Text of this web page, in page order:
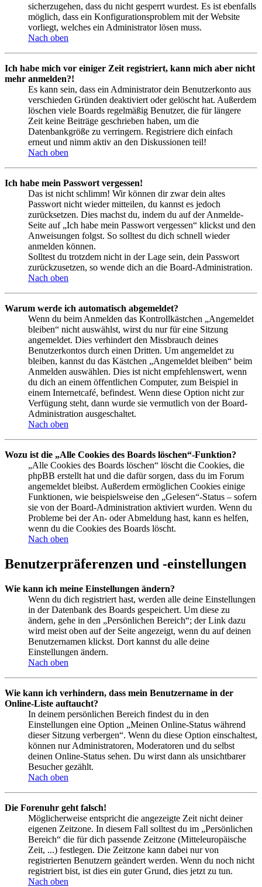
sicherzugehen, dass du nicht gesperrt wurdest. Es ist ebenfalls
möglich, dass ein Konfigurationsproblem mit der Website
vorliegt, welches ein Administrator lösen muss.
Nach oben
Ich habe mich vor einiger Zeit registriert, kann mich aber nicht
mehr anmelden?!
Es kann sein, dass ein Administrator dein Benutzerkonto aus
verschieden Gründen deaktiviert oder gelöscht hat. Außerdem
löschen viele Boards regelmäßig Benutzer, die für längere
Zeit keine Beiträge geschrieben haben, um die
Datenbankgröße zu verringern. Registriere dich einfach
erneut und nimm aktiv an den Diskussionen teil!
Nach oben
Ich habe mein Passwort vergessen!
Das ist nicht schlimm! Wir können dir zwar dein altes
Passwort nicht wieder mitteilen, du kannst es jedoch
zurücksetzen. Dies machst du, indem du auf der Anmelde-
Seite auf „Ich habe mein Passwort vergessen“ klickst und den
Anweisungen folgst. So solltest du dich schnell wieder
anmelden können.
Solltest du trotzdem nicht in der Lage sein, dein Passwort
zurückzusetzen, so wende dich an die Board-Administration.
Nach oben
Warum werde ich automatisch abgemeldet?
Wenn du beim Anmelden das Kontrollkästchen „Angemeldet
bleiben“ nicht auswählst, wirst du nur für eine Sitzung
angemeldet. Dies verhindert den Missbrauch deines
Benutzerkontos durch einen Dritten. Um angemeldet zu
bleiben, kannst du das Kästchen „Angemeldet bleiben“ beim
Anmelden auswählen. Dies ist nicht empfehlenswert, wenn
du dich an einem öffentlichen Computer, zum Beispiel in
einem Internetcafé, befindest. Wenn diese Option nicht zur
Verfügung steht, dann wurde sie vermutlich von der Board-
Administration ausgeschaltet.
Nach oben
Wozu ist die „Alle Cookies des Boards löschen“-Funktion?
„Alle Cookies des Boards löschen“ löscht die Cookies, die
phpBB erstellt hat und die dafür sorgen, dass du im Forum
angemeldet bleibst. Außerdem ermöglichen Cookies einige
Funktionen, wie beispielsweise den „Gelesen“-Status – sofern
sie von der Board-Administration aktiviert wurden. Wenn du
Probleme bei der An- oder Abmeldung hast, kann es helfen,
wenn du die Cookies des Boards löscht.
Nach oben
Benutzerpräferenzen und -einstellungen
Wie kann ich meine Einstellungen ändern?
Wenn du dich registriert hast, werden alle deine Einstellungen
in der Datenbank des Boards gespeichert. Um diese zu
ändern, gehe in den „Persönlichen Bereich“; der Link dazu
wird meist oben auf der Seite angezeigt, wenn du auf deinen
Benutzernamen klickst. Dort kannst du alle deine
Einstellungen ändern.
Nach oben
Wie kann ich verhindern, dass mein Benutzername in der
Online-Liste auftaucht?
In deinem persönlichen Bereich findest du in den
Einstellungen eine Option „Meinen Online-Status während
dieser Sitzung verbergen“. Wenn du diese Option einschaltest,
können nur Administratoren, Moderatoren und du selbst
deinen Online-Status sehen. Du wirst dann als unsichtbarer
Besucher gezählt.
Nach oben
Die Forenuhr geht falsch!
Möglicherweise entspricht die angezeigte Zeit nicht deiner
eigenen Zeitzone. In diesem Fall solltest du im „Persönlichen
Bereich“ die für dich passende Zeitzone (Mitteleuropäische
Zeit, ...) festlegen. Die Zeitzone kann dabei nur von
registrierten Benutzern geändert werden. Wenn du noch nicht
registriert bist, ist dies ein guter Grund, dies jetzt zu tun.
Nach oben